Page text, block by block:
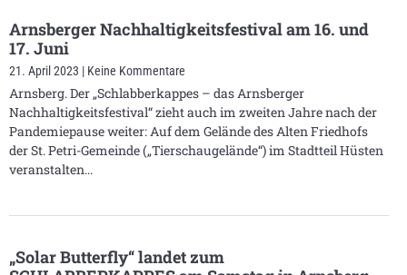
Arnsberger Nachhaltigkeitsfestival am 16. und
17. Juni
21. April 2023 Keine Kommentare
Arnsberg. Der „Schlabberkappes – das Arnsberger
Nachhaltigkeitsfestival“ zieht auch im zweiten Jahre nach der
Pandemiepause weiter: Auf dem Gelände des Alten Friedhofs
der St. Petri-Gemeinde („Tierschaugelände“) im Stadtteil Hüsten
veranstalten
„Solar Butterfly“ landet zum